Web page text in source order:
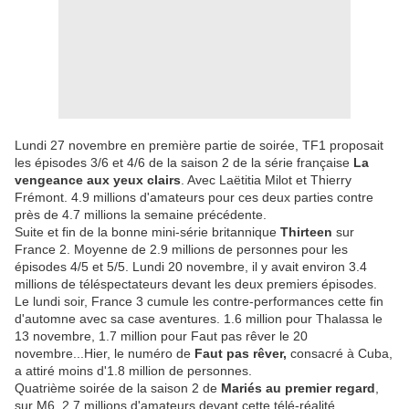
Lundi 27 novembre en première partie de soirée, TF1 proposait
les épisodes 3/6 et 4/6 de la saison 2 de la série française La
vengeance aux yeux clairs . Avec Laëtitia Milot et Thierry
Frémont. 4.9 millions d'amateurs pour ces deux parties contre
près de 4.7 millions la semaine précédente.
Suite et fin de la bonne mini-série britannique Thirteen sur
France 2. Moyenne de 2.9 millions de personnes pour les
épisodes 4/5 et 5/5. Lundi 20 novembre, il y avait environ 3.4
millions de téléspectateurs devant les deux premiers épisodes.
Le lundi soir, France 3 cumule les contre-performances cette fin
d'automne avec sa case aventures. 1.6 million pour Thalassa le
13 novembre, 1.7 million pour Faut pas rêver le 20
novembre...Hier, le numéro de Faut pas rêver, consacré à Cuba,
a attiré moins d'1.8 million de personnes.
Quatrième soirée de la saison 2 de Mariés au premier regard
sur M6. 2.7 millions d'amateurs devant cette télé-réalité.